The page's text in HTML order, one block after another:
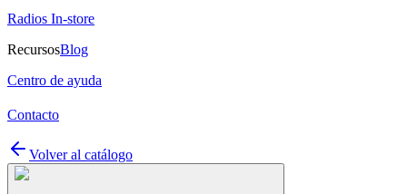
Radios In-store
RecursosBlog
Centro de ayuda
Contacto
Volver al catálogo